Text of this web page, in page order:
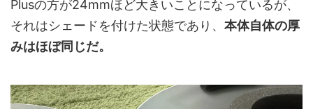
Plusの方が24mmほど大きいことになっているが、
それはシェードを付けた状態であり、 本体自体の厚
みはほぼ同じだ。